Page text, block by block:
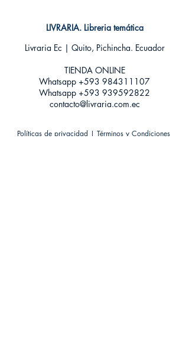
LIVRARIA. Libreria temática
Livraria Ec | Quito, Pichincha. Ecuador
TIENDA ONLINE​
Whatsapp +593 984311107
Whatsapp +593 939592822
contacto@livraria.com.ec
Políticas de privacidad | Términos y Condiciones